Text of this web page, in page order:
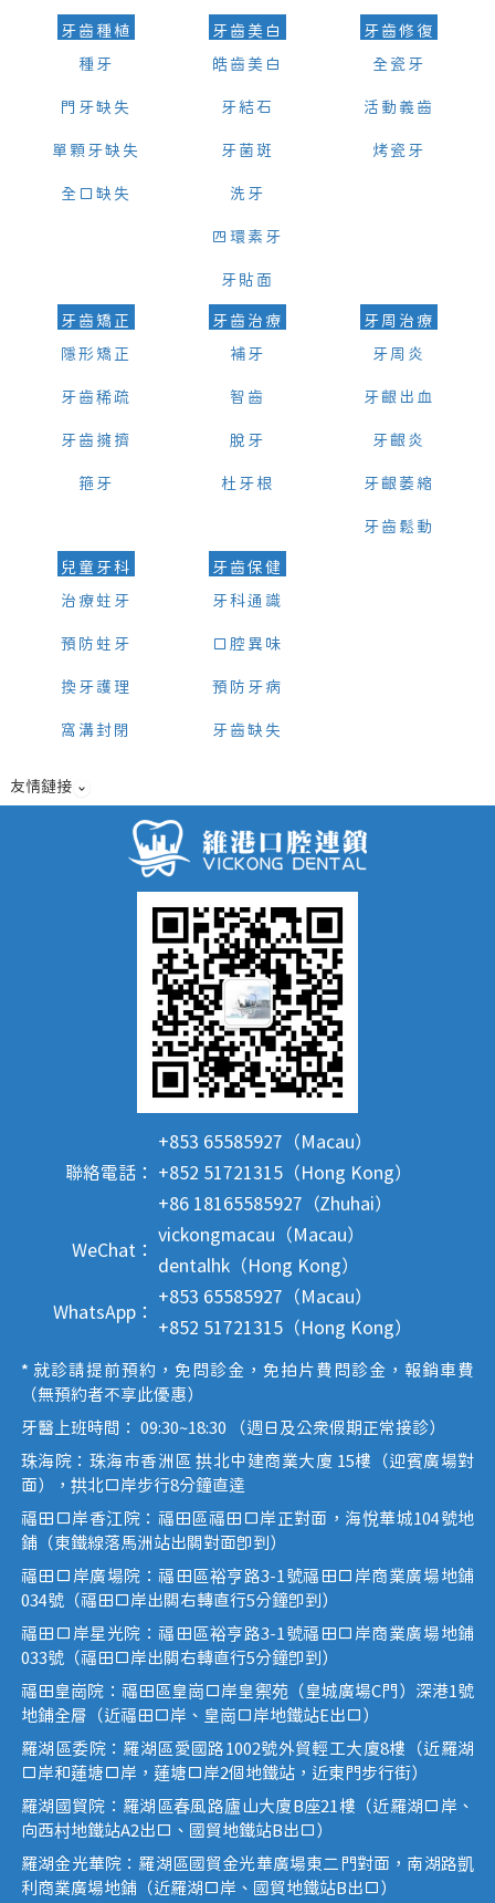
牙齒種植
種牙
門牙缺失
單顆牙缺失
全口缺失
牙齒美白
皓齒美白
牙結石
牙菌斑
洗牙
四環素牙
牙貼面
牙齒修復
全瓷牙
活動義齒
烤瓷牙
牙齒矯正
隱形矯正
牙齒稀疏
牙齒擁擠
箍牙
牙齒治療
補牙
智齒
脫牙
杜牙根
牙周治療
牙周炎
牙齦出血
牙齦炎
牙齦萎縮
牙齒鬆動
兒童牙科
治療蛀牙
預防蛀牙
換牙護理
窩溝封閉
牙齒保健
牙科通識
口腔異味
預防牙病
牙齒缺失
友情鏈接
聯絡電話：
+853 65585927（Macau）
+852 51721315（Hong Kong）
+86 18165585927（Zhuhai）
WeChat：
vickongmacau（Macau）
dentalhk（Hong Kong）
WhatsApp：
+853 65585927（Macau）
+852 51721315（Hong Kong）
* 就診請提前預約，免問診金，免拍片費問診金，報銷車費
（無預約者不享此優惠）
牙醫上班時間： 09:30~18:30 （週日及公眾假期正常接診）
珠海院：珠海市香洲區 拱北中建商業大廈 15樓（迎賓廣場對
面），拱北口岸步行8分鐘直達
福田口岸香江院：福田區福田口岸正對面，海悅華城104號地
鋪（東鐵線落馬洲站出關對面即到）
福田口岸廣場院：福田區裕亨路3-1號福田口岸商業廣場地鋪
034號（福田口岸出關右轉直行5分鐘即到）
福田口岸星光院：福田區裕亨路3-1號福田口岸商業廣場地鋪
033號（福田口岸出關右轉直行5分鐘即到）
福田皇崗院：福田區皇崗口岸皇禦苑（皇城廣場C門）深港1號
地鋪全層（近福田口岸、皇崗口岸地鐵站E出口）
羅湖區委院：羅湖區愛國路1002號外貿輕工大廈8樓（近羅湖
口岸和蓮塘口岸，蓮塘口岸2個地鐵站，近東門步行街）
羅湖國貿院：羅湖區春風路廬山大廈B座21樓（近羅湖口岸、
向西村地鐵站A2出口、國貿地鐵站B出口）
羅湖金光華院：羅湖區國貿金光華廣場東二門對面，南湖路凱
利商業廣場地鋪（近羅湖口岸、國貿地鐵站B出口）